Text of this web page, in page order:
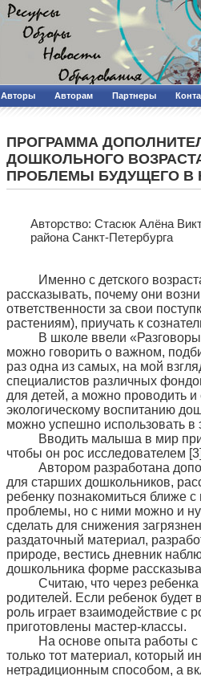
Авторы Авторам Партнеры
ПРОГРАММА
ДОШКОЛЬНОГО
ПРОБЛЕМЫ БУДУЩЕГО
Авторcтво: Стасюк Алёна
района Санкт-Петербурга
Именно с детского
рассказывать, почему они
ответственности за свои
растениям), приучать к
В школе ввели «Разговоры
можно говорить о важном,
раз одна из самых, на мой
специалистов различных
для детей, а можно проводить
экологическому воспитанию
можно успешно использовать в
Вводить малыша в мир
чтобы он рос исследователем
Автором разработана
для старших дошкольников,
ребенку познакомиться ближе
проблемы, но с ними можно и
сделать для снижения
раздаточный материал,
природе, вестись дневник
дошкольника форме
Считаю, что через ребенка
родителей. Если ребенок будет
роль играет взаимодействие с
приготовлены мастер-классы.
На основе опыта работы с
только тот материал, который
нетрадиционным способом, а